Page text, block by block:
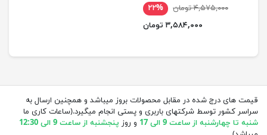
۴,۵۷۵,۰۰۰ تومان
۲۲%
۳,۵۸۴,۰۰۰ تومان
قیمت های درج شده در مقابل محصولات بروز میباشد و همچنین ارسال به
سراسر کشور توسط شرکتهای باربری و پستی انجام میگیرد.(ساعات کاری ما
شنبه تا چهارشنبه از ساعت 9 الی 17
و روز پنجشنبه از ساعت 9 الی 12:30